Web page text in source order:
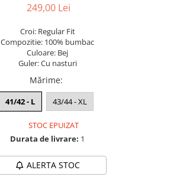
249,00 Lei
Croi: Regular Fit
Compozitie: 100% bumbac
Culoare: Bej
Guler: Cu nasturi
Mărime:
41/42 - L 43/44 - XL
STOC EPUIZAT
Durata de livrare: 1
ALERTA STOC